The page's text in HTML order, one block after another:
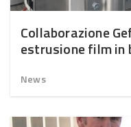
Collaborazione
estrusione film in
News